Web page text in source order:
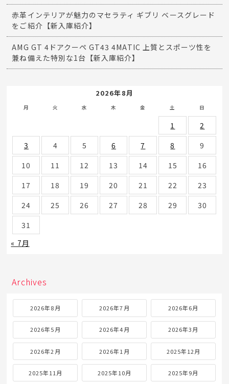
赤革インテリアが魅力のマセラティ ギブリ ベースグレード
をご紹介【新入庫紹介】
AMG GT 4ドアクーペ GT43 4MATIC 上質とスポーツ性を
兼ね備えた特別な1台【新入庫紹介】
2026年8月
月 火 水 木 金 土 日
1
2
3
4 5 6 7 8
9
10
11 12 13 14 15
16
17
18 19 20 21 22
23
24
25 26 27 28 29
30
31
« 7月
Archives
2026年8月 2026年7月 2026年6月
2026年5月 2026年4月 2026年3月
2026年2月 2026年1月 2025年12月
2025年11月 2025年10月 2025年9月